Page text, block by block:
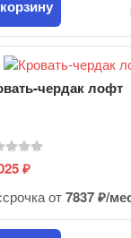
чердак лофт
₽
от7837 ₽/